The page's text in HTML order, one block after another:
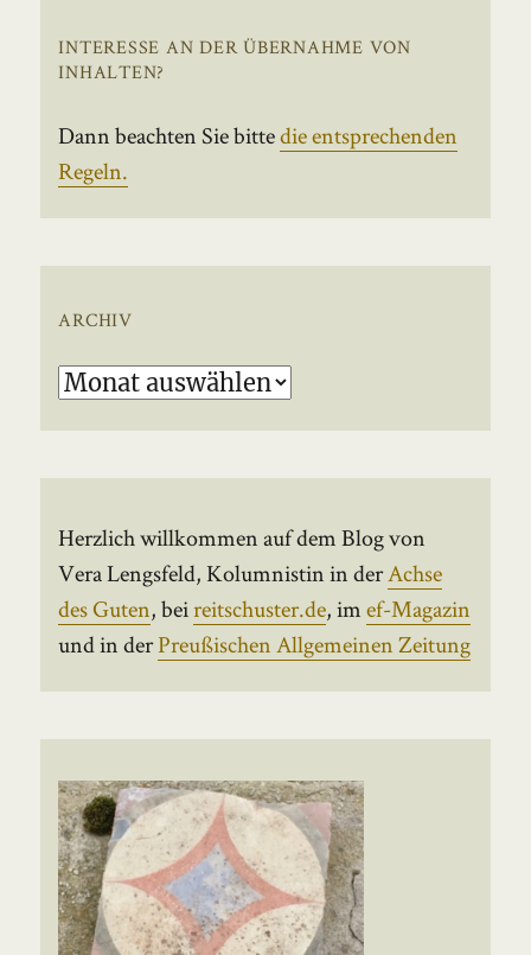
INTERESSE AN DER ÜBERNAHME VON
INHALTEN?
Dann beachten Sie bittedie entsprechenden
Regeln.
ARCHIV
Archiv
Herzlich willkommen auf dem Blog von
Vera Lengsfeld, Kolumnistin in derAchse
des Guten, beireitschuster.de, imef-Magazin
und in derPreußischen Allgemeinen Zeitung